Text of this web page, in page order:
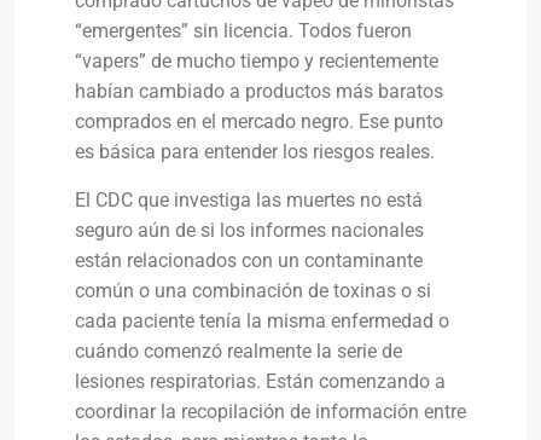
“emergentes” sin licencia. Todos fueron
“vapers” de mucho tiempo y recientemente
habían cambiado a productos más baratos
comprados en el mercado negro. Ese punto
es básica para entender los riesgos reales.
El CDC que investiga las muertes no está
seguro aún de si los informes nacionales
están relacionados con un contaminante
común o una combinación de toxinas o si
cada paciente tenía la misma enfermedad o
cuándo comenzó realmente la serie de
lesiones respiratorias. Están comenzando a
coordinar la recopilación de información entre